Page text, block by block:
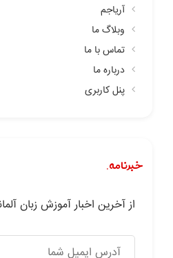
آریاجم
وبلاگ ما
تماس با ما
درباره ما
پنل کاربری
خبرنامه.
از آخرین اخبار آموزش زبان